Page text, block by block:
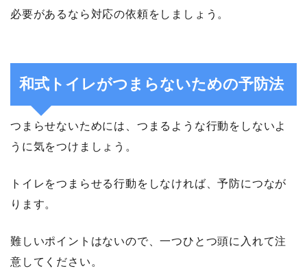
必要があるなら対応の依頼をしましょう。
和式トイレがつまらないための予防法
つまらせないためには、つまるような行動をしないよ
うに気をつけましょう。
トイレをつまらせる行動をしなければ、予防につなが
ります。
難しいポイントはないので、一つひとつ頭に入れて注
意してください。